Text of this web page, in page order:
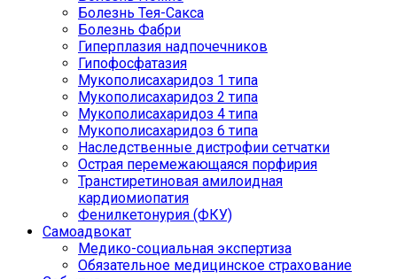
Болезнь Тея-Сакса
Болезнь Фабри
Гиперплазия надпочечников
Гипофосфатазия
Мукополисахаридоз 1 типа
Мукополисахаридоз 2 типа
Мукополисахаридоз 4 типа
Мукополисахаридоз 6 типа
Наследственные дистрофии сетчатки
Острая перемежающаяся порфирия
Транстиретиновая амилоидная
кардиомиопатия
Фенилкетонурия (ФКУ)
Самоадвокат
Медико-социальная экспертиза
Обязательное медицинское страхование